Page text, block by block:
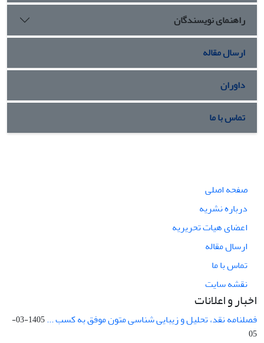
راهنمای نویسندگان
ارسال مقاله
داوران
تماس با ما
صفحه اصلی
درباره نشریه
اعضای هیات تحریریه
ارسال مقاله
تماس با ما
نقشه سایت
اخبار و اعلانات
فصلنامه نقد، تحلیل و زیبایی شناسی متون موفق به کسب ...
1405-03-
05